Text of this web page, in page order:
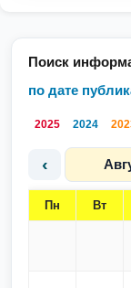
Поиск
по дате
2025 2024
‹
Пн Вт